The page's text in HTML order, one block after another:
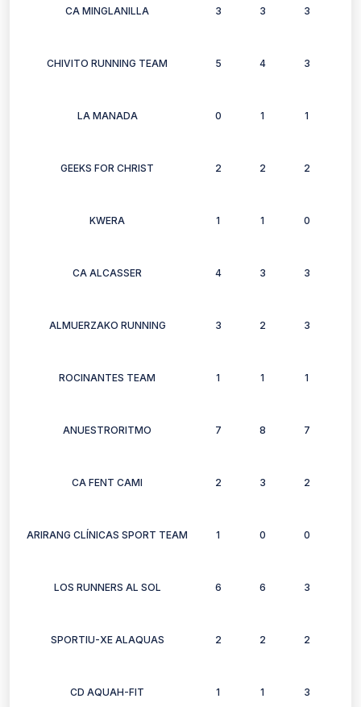
CA MINGLANILLA 3 3 3
CHIVITO RUNNING TEAM 5 4 3
LA MANADA 0 1 1
GEEKS FOR CHRIST 2 2 2
KWERA 1 1 0
CA ALCASSER 4 3 3
ALMUERZAKO RUNNING 3 2 3
ROCINANTES TEAM 1 1 1
ANUESTRORITMO 7 8 7
CA FENT CAMI 2 3 2
ARIRANG CLÍNICAS SPORT TEAM 1 0 0
LOS RUNNERS AL SOL 6 6 3
SPORTIU-XE ALAQUAS 2 2 2
CD AQUAH-FIT 1 1 3